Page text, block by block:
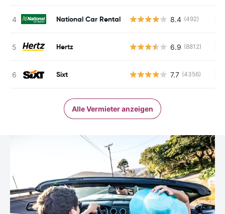
National Car Rental 8.4 (492)
Hertz 6.9 (8812)
Sixt 7.7 (4356)
Alle Vermieter anzeigen